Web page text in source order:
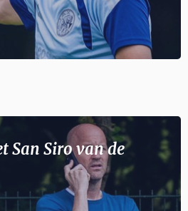
San Siro van de